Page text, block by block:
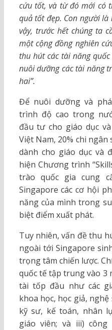
cứu tốt, và từ đó mới có
quả tốt đẹp. Con người
vậy, trước hết chúng ta
một cộng đồng nghiên
thu hút các tài năng
nuôi dưỡng các tài năng
hai”.
Để nuôi dưỡng và
trình độ cao trong
đầu tư cho giáo dục
Việt Nam, 20% chi
dành cho giáo dục và
hiện Chương trình
trào quốc gia cung
Singapore các cơ hội
năng của mình trong
biệt điểm xuất phát.
Tuy nhiên, vấn đề thu
ngoài tới Singapore
trọng tâm chiến lược.
quốc tế tập trung vào
tài tốp đầu như các
khoa học, học giả, nghệ
kỹ sư, kế toán, nhân
giáo viên; và iii)